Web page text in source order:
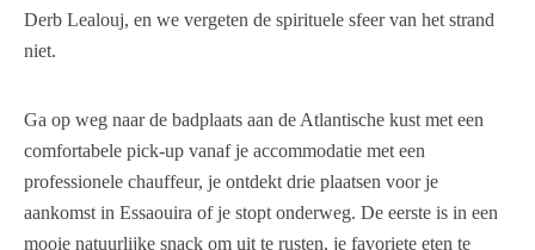
Derb Lealouj, en we vergeten de spirituele sfeer van het strand
niet.
Ga op weg naar de badplaats aan de Atlantische kust met een
comfortabele pick-up vanaf je accommodatie met een
professionele chauffeur, je ontdekt drie plaatsen voor je
aankomst in Essaouira of je stopt onderweg. De eerste is in een
mooie natuurlijke snack om uit te rusten, je favoriete eten te